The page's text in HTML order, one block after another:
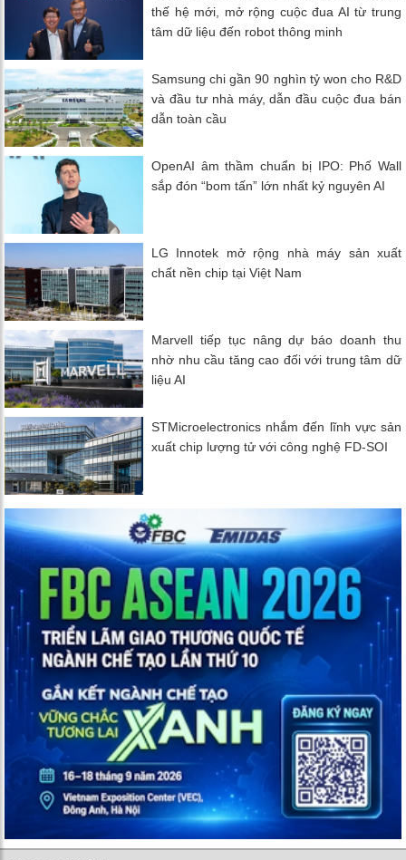
thế hệ mới, mở rộng cuộc đua AI từ trung
tâm dữ liệu đến robot thông minh
Samsung chi gần 90 nghìn tỷ won cho R&D
và đầu tư nhà máy, dẫn đầu cuộc đua bán
dẫn toàn cầu
OpenAI âm thầm chuẩn bị IPO: Phố Wall
sắp đón “bom tấn” lớn nhất kỷ nguyên AI
LG Innotek mở rộng nhà máy sản xuất
chất nền chip tại Việt Nam
Marvell tiếp tục nâng dự báo doanh thu
nhờ nhu cầu tăng cao đối với trung tâm dữ
liệu AI
STMicroelectronics nhắm đến lĩnh vực sản
xuất chip lượng tử với công nghệ FD-SOI